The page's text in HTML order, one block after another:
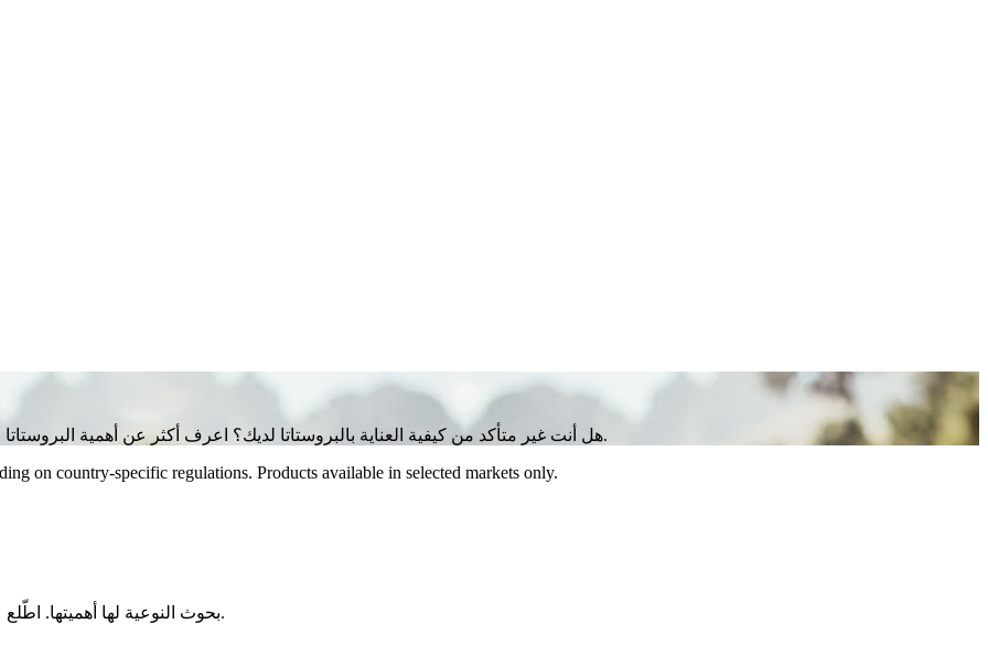
هل أنت غير متأكد من كيفية العناية بالبروستاتا لديك؟ اعرف أكثر عن أهمية البروستاتا والخطوات اليومية لدعم صحة البروستاتا لديك ووقايتها والحفاظ عليها.
on country-specific regulations. Products available in selected markets only.
بحوث النوعية لها أهميتها. اطّلع على الأدلّة وعلى ما ينبغي أن تبحث عنه عند اختيار دواء طبيعي موثوق.